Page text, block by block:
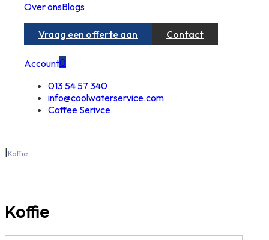
Over onsBlogs
Vraag een offerte aan Contact
Account0
013 54 57 340
info@coolwaterservice.com
Coffee Serivce
|Koffie
Koffie